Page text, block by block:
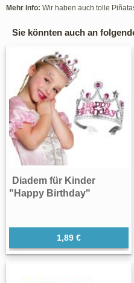
Mehr Info: Wir haben auch tolle
Sie könnten auch an
Diadem für Kinder
"Happy Birthday"
1,89 €